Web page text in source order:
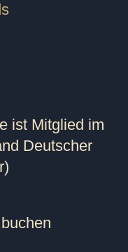
ist Mitglied im
Deutscher